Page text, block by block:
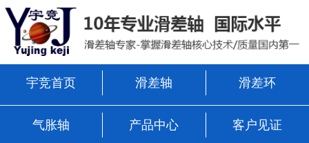
宇竞首页 滑差轴 滑差环
气胀轴 产品中心 客户见证